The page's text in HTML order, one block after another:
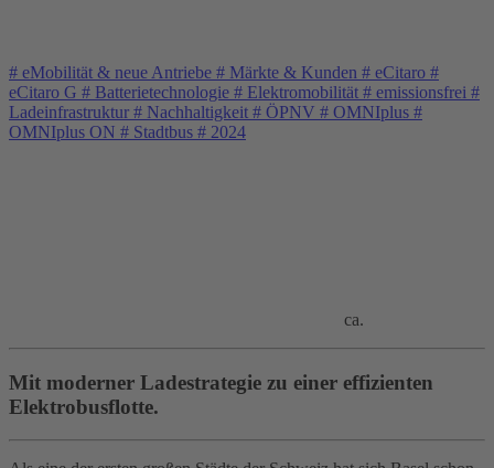
# eMobilität & neue Antriebe # Märkte & Kunden # eCitaro #
eCitaro G # Batterietechnologie # Elektromobilität # emissionsfrei #
Ladeinfrastruktur # Nachhaltigkeit # ÖPNV # OMNIplus #
OMNIplus ON # Stadtbus # 2024
ca.
Mit moderner Ladestrategie zu einer effizienten
Elektrobusflotte.